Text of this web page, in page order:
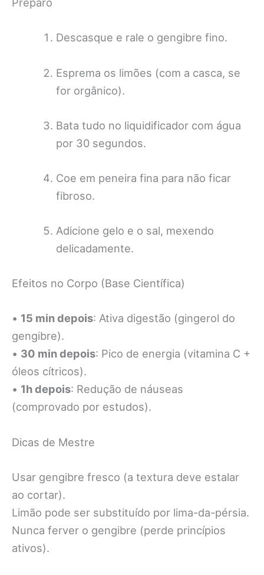
Descasque e rale o gengibre fino.
Esprema os limões (com a casca, se
for orgânico).
Bata tudo no liquidificador com água
por 30 segundos.
Coe em peneira fina para não ficar
fibroso.
Adicione gelo e o sal, mexendo
delicadamente.
Efeitos no Corpo (Base Científica)
• 15 min depois: Ativa digestão (gingerol do
gengibre).
• 30 min depois: Pico de energia (vitamina C +
óleos cítricos).
• 1h depois: Redução de náuseas
(comprovado por estudos).
Dicas de Mestre
Usar gengibre fresco (a textura deve estalar
ao cortar).
Limão pode ser substituído por lima-da-pérsia.
Nunca ferver o gengibre (perde princípios
ativos).